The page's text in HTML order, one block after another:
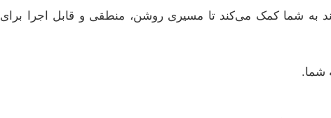
به شما کمک می‌کند تا مسیری روشن، منطقی و قابل اجرا برای
شما.